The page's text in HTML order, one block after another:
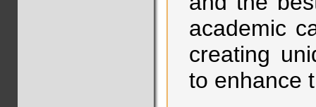
academic
creating
to enhance